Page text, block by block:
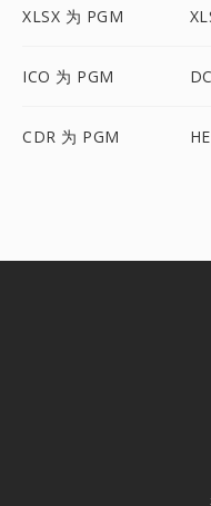
XLSX 为 PGM
ICO 为 PGM
CDR 为 PGM